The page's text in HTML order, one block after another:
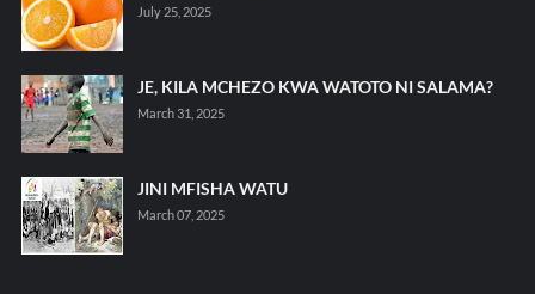
July 25, 2025
JE, KILA MCHEZO KWA WATOTO NI SALAMA?
March 31, 2025
JINI MFISHA WATU
March 07, 2025